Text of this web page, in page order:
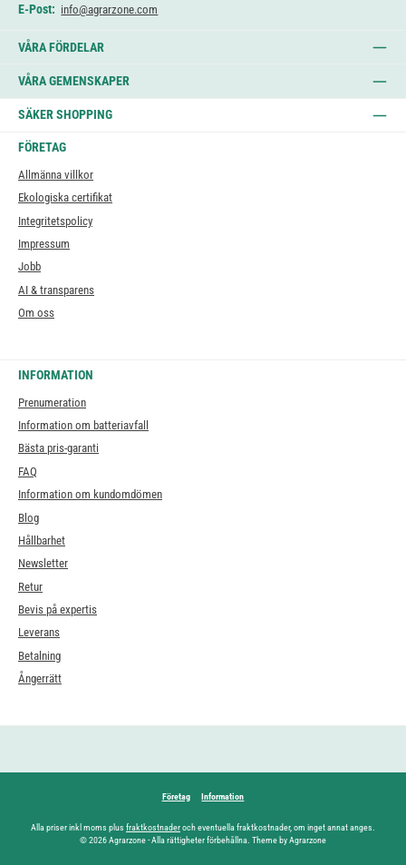
E-Post: info@agrarzone.com
VÅRA FÖRDELAR
VÅRA GEMENSKAPER
SÄKER SHOPPING
FÖRETAG
Allmänna villkor
Ekologiska certifikat
Integritetspolicy
Impressum
Jobb
AI & transparens
Om oss
INFORMATION
Prenumeration
Information om batteriavfall
Bästa pris-garanti
FAQ
Information om kundomdömen
Blog
Hållbarhet
Newsletter
Retur
Bevis på expertis
Leverans
Betalning
Ångerrätt
Företag Information
Alla priser inkl moms plus fraktkostnaderoch eventuella fraktkostnader, om inget annat anges.
© 2026 Agrarzone - Alla rättigheter förbehållna. Theme by Agrarzone